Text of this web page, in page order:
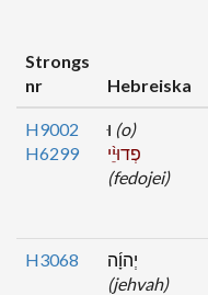
Strongs
nr
Hebreiska
H9002
H6299
(o)
פְדוּיֵ֨י
(fedojei)
H3068
יְהוָ֜ה
(jehvah)